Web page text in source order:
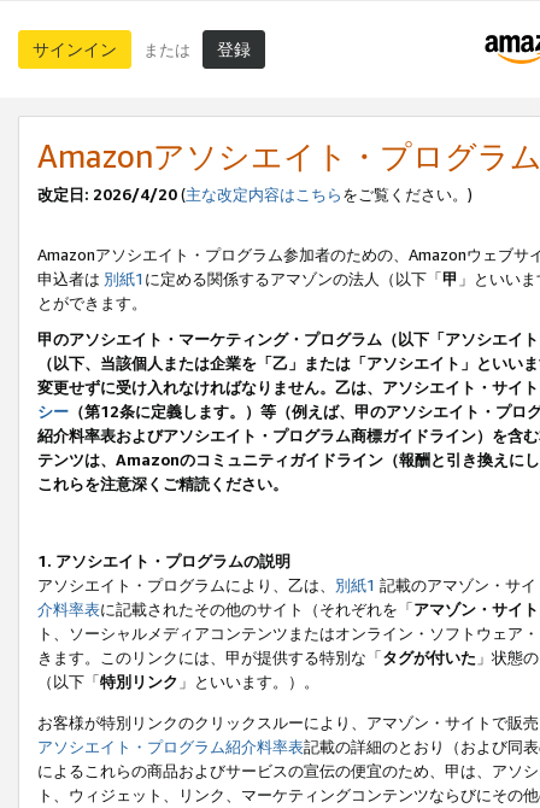
サインイン または 登録
Amazonアソシエイト・プログラ
改定日: 2026/4/20(主な改定内容はこちらをご覧ください。)
Amazonアソシエイト・プログラム参加者のための、Amazonウェブサ
申込者は 別紙1 に定める関係するアマゾンの法人（以下「甲 」といい
とができます。
甲のアソシエイト・マーケティング・プログラム（以下「アソシエイ
（以下、当該個人または企業を「乙」または「アソシエイト」とい
変更せずに受け入れなければなりません。乙は、アソシエイト・サイ
シー （第12条に定義します。）等（例えば、甲のアソシエイト・プ
紹介料率表およびアソシエイト・プログラム商標ガイドライン）を
テンツは、Amazonのコミュニティガイドライン（報酬と引き換えに
これらを注意深くご精読ください。
1. アソシエイト・プログラムの説明
アソシエイト・プログラムにより、乙は、 別紙1 記載のアマゾン・サ
介料率表に記載されたその他のサイト（それぞれを「アマゾン・サイト
ト、ソーシャルメディアコンテンツまたはオンライン・ソフトウェア
きます。このリンクには、甲が提供する特別な「タグが付いた 」状態
（以下「特別リンク 」といいます。）。
お客様が特別リンクのクリックスルーにより、アマゾン・サイトで販
アソシエイト・プログラム紹介料率表記載の詳細のとおり（および同
によるこれらの商品およびサービスの宣伝の便宜のため、甲は、アソ
ト、ウィジェット、リンク、マーケティングコンテンツならびにその